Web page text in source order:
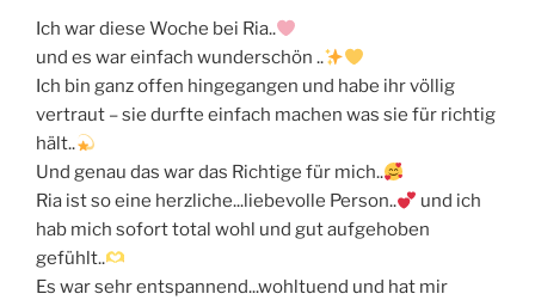
Ich war diese Woche bei Ria..
und es war einfach wunderschön ..
Ich bin ganz offen hingegangen und habe ihr völlig
vertraut – sie durfte einfach machen was sie für richtig
hält..
Und genau das war das Richtige für mich..
Ria ist so eine herzliche...liebevolle Person..
und ich
hab mich sofort total wohl und gut aufgehoben
gefühlt..
Es war sehr entspannend...wohltuend und hat mir